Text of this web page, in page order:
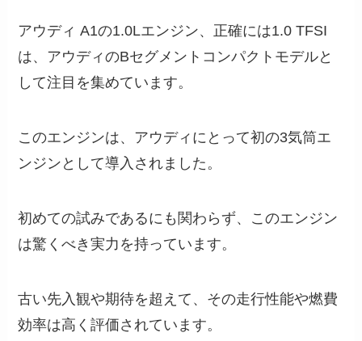
アウディ A1の1.0Lエンジン、正確には1.0 TFSI
は、アウディのBセグメントコンパクトモデルと
して注目を集めています。
このエンジンは、アウディにとって初の3気筒エ
ンジンとして導入されました。
初めての試みであるにも関わらず、このエンジン
は驚くべき実力を持っています。
古い先入観や期待を超えて、その走行性能や燃費
効率は高く評価されています。